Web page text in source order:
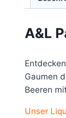
A&L
Gaumen
Beeren
Unser